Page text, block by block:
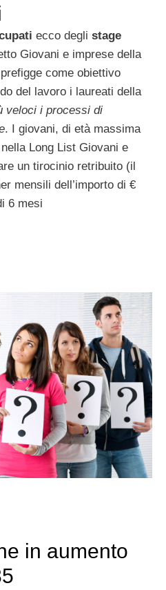
ecco degli stage
Giovani e imprese della
come obiettivo
del lavoro i laureati della
veloci i processi di
. I giovani, di età massima
Long List Giovani e
un tirocinio retribuito (il
mensili dell’importo di €
6 mesi
in aumento